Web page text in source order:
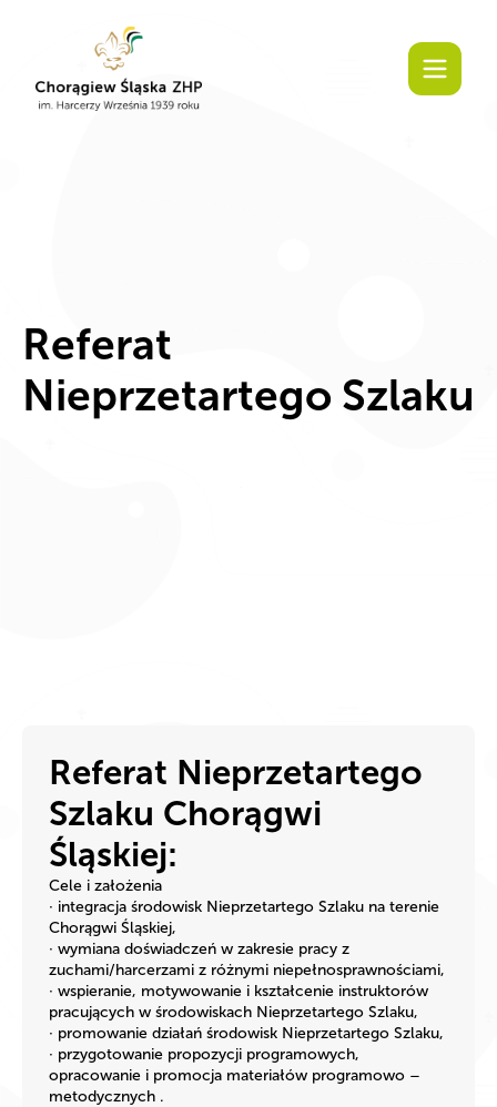
Referat
Nieprzetartego Szlaku
Referat Nieprzetartego
Szlaku Chorągwi
Śląskiej:
Cele i założenia
· integracja środowisk Nieprzetartego Szlaku na terenie
Chorągwi Śląskiej,
· wymiana doświadczeń w zakresie pracy z
zuchami/harcerzami z różnymi niepełnosprawnościami,
· wspieranie, motywowanie i kształcenie instruktorów
pracujących w środowiskach Nieprzetartego Szlaku,
· promowanie działań środowisk Nieprzetartego Szlaku,
· przygotowanie propozycji programowych,
opracowanie i promocja materiałów programowo –
metodycznych .